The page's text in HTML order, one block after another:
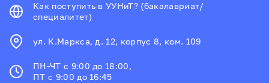
Как поступить в УУНиТ? (бакалавриат/
специалитет)
ул. К.Маркса, д. 12, корпус 8, ком. 109
ПН-ЧТ с 9:00 до 18:00,
ПТ с 9:00 до 16:45